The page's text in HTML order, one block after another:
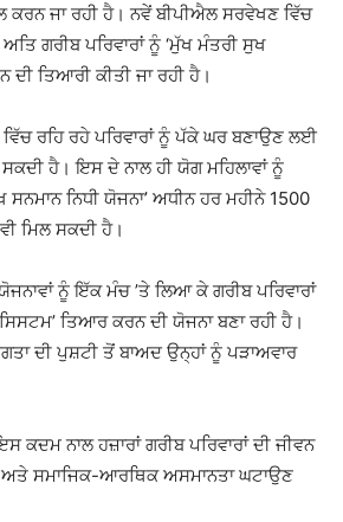
ਕਰਨ ਜਾ ਰਹੀ ਹੈ। ਨਵੇਂ ਬੀਪੀਐਲ ਸਰਵੇਖਣ ਵਿੱਚ
ਗਰੀਬ ਪਰਿਵਾਰਾਂ ਨੂੰ ‘ਮੁੱਖ ਮੰਤਰੀ ਸੁਖ
ਦੀ ਤਿਆਰੀ ਕੀਤੀ ਜਾ ਰਹੀ ਹੈ।
ਰਹਿ ਰਹੇ ਪਰਿਵਾਰਾਂ ਨੂੰ ਪੱਕੇ ਘਰ ਬਣਾਉਣ ਲਈ
ਹੈ। ਇਸ ਦੇ ਨਾਲ ਹੀ ਯੋਗ ਮਹਿਲਾਵਾਂ ਨੂੰ
ਸਨਮਾਨ ਨਿਧੀ ਯੋਜਨਾ’ ਅਧੀਨ ਹਰ ਮਹੀਨੇ 1500
ਮਿਲ ਸਕਦੀ ਹੈ।
ਨੂੰ ਇੱਕ ਮੰਚ ’ਤੇ ਲਿਆ ਕੇ ਗਰੀਬ ਪਰਿਵਾਰਾਂ
ਤਿਆਰ ਕਰਨ ਦੀ ਯੋਜਨਾ ਬਣਾ ਰਹੀ ਹੈ।
ਦੀ ਪੁਸ਼ਟੀ ਤੋਂ ਬਾਅਦ ਉਨ੍ਹਾਂ ਨੂੰ ਪੜਾਅਵਾਰ
ਕਦਮ ਨਾਲ ਹਜ਼ਾਰਾਂ ਗਰੀਬ ਪਰਿਵਾਰਾਂ ਦੀ ਜੀਵਨ
ਸਮਾਜਿਕ-ਆਰਥਿਕ ਅਸਮਾਨਤਾ ਘਟਾਉਣ